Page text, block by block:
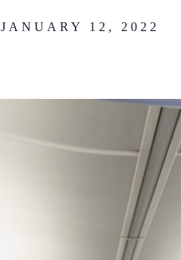
JANUARY 12, 2022